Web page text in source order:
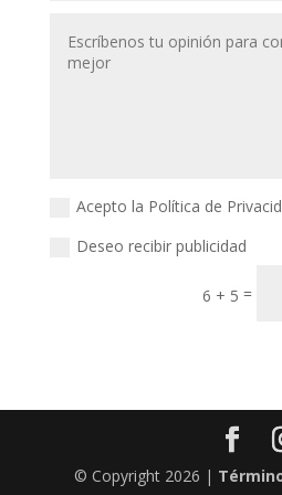
Acepto la Política de
Deseo recibir publicidad
6 + 5 =
© Copyright 2026 |